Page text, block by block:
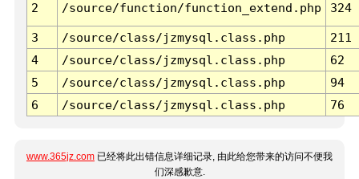
2 /source/function/function_extend.php 324
3 /source/class/jzmysql.class.php
211
4
/source/class/jzmysql.class.php
62
5
/source/class/jzmysql.class.php
94
6
/source/class/jzmysql.class.php 76
www.365jz.com 已经将此出错信息详细记录, 由此给您带来的访问不便我
们深感歉意.